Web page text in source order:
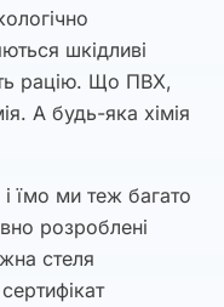
шкідливі
рацію. Що ПВХ,
А будь-яка хімія
і їмо ми теж багато
розроблені
стеля